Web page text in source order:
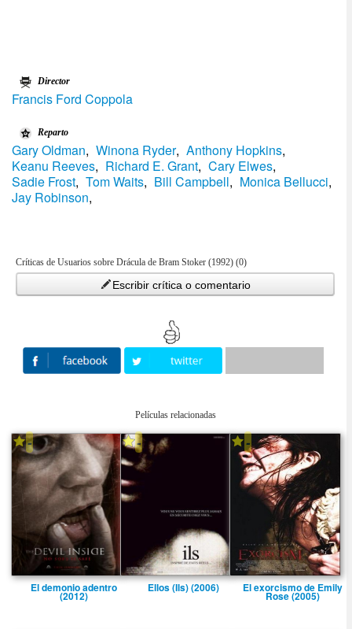
Director
Francis Ford Coppola
Reparto
Gary Oldman, Winona Ryder, Anthony Hopkins,
Keanu Reeves, Richard E. Grant, Cary Elwes,
Sadie Frost, Tom Waits, Bill Campbell, Monica Bellucci,
Jay Robinson,
Críticas de Usuarios sobre Drácula de Bram Stoker (1992) (0)
Escribir crítica o comentario
Películas relacionadas
-
El demonio adentro
(2012)
-
Ellos (Ils) (2006)
-
El exorcismo de Emily
Rose (2005)